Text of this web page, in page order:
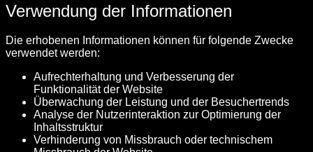
Verwendung der Informationen
Die erhobenen Informationen können für folgende Zwecke
verwendet werden:
Aufrechterhaltung und Verbesserung der
Funktionalität der Website
Überwachung der Leistung und der Besuchertrends
Analyse der Nutzerinteraktion zur Optimierung der
Inhaltsstruktur
Verhinderung von Missbrauch oder technischem